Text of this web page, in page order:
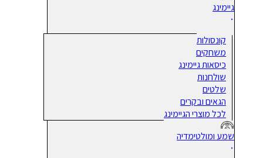
גיימינג
קונסולות
משחקים
כיסאות גיימינג
שולחנות
שלטים
הגאים ובקרים
לכל מוצרי הגיימינג
שמע ומולטימדיה